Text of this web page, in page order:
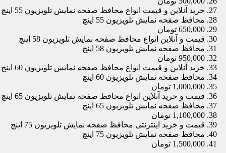
خرید آنلاین و قیمت انواع محافظ صفحه نمایش تلویزیون 55 اینچ
محافظ صفحه نمایش تلویزیون 55 اینچ
650,000 تومان
قیمت و آنلاین انواع محافظ صفحه نمایش تلویزیون 58 اینچ
محافظ صفحه نمایش تلویزیون 58 اینچ
950,000 تومان
خرید آنلاین و قیمت انواع محافظ صفحه نمایش تلویزیون 60 اینچ
محافظ صفحه نمایش تلویزیون 60 اینچ
1,000,000 تومان
قیمت و خرید آنلاین انواع محافظ صفحه نمایش تلویزیون 65 اینچ
محافظ صفحه نمایش تلویزیون 65 اینچ
1,100,000 تومان
قیمت و خرید اینترنتی محافظ صفحه نمایش تلویزیون 75 اینچ
محافظ صفحه نمایش تلویزیون 75 اینچ
1,500,000 تومان